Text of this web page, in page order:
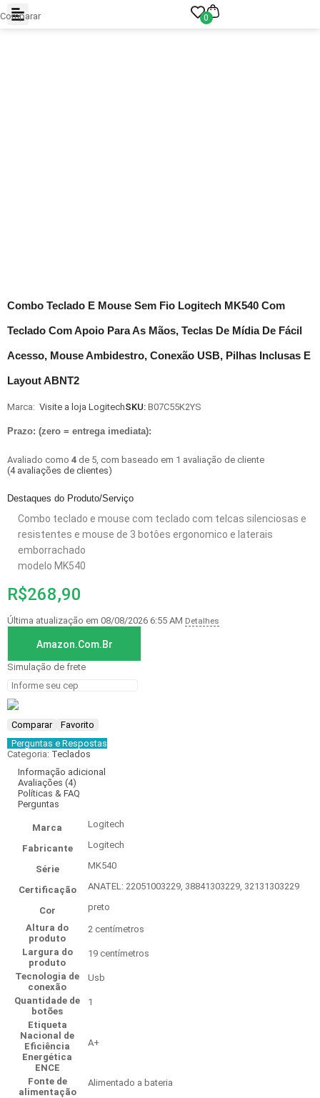
0
Combo Teclado E Mouse Sem Fio Logitech MK540 Com
Teclado Com Apoio Para As Mãos, Teclas De Mídia De Fácil
Acesso, Mouse Ambidestro, Conexão USB, Pilhas Inclusas E
Layout ABNT2
Marca: Visite a loja LogitechSKU: B07C55K2YS
Prazo: (zero = entrega imediata):
Avaliado como 4 de 5, com baseado em 1 avaliação de cliente
(4avaliações de clientes)
Destaques do Produto/Serviço
Combo teclado e mouse com teclado com telcas silenciosas e
resistentes e mouse de 3 botôes ergonomico e laterais
emborrachado
modelo MK540
R$268,90
Última atualização em 08/08/2026 6:55 AM Detalhes
Amazon.com.br
Simulação de frete
Comparar
Favorito
Perguntas e Respostas
Categoria: Teclados
Informação adicional
Avaliações (4)
Políticas & FAQ
Perguntas
Marca ‎Logitech
Fabricante ‎Logitech
Série ‎MK540
Certificação ‎ANATEL: 22051003229, 38841303229, 32131303229
Cor
‎preto
Altura do
produto
‎2 centímetros
Largura do
produto
‎19 centímetros
Tecnologia de
conexão
‎Usb
Quantidade de
botões
‎1
Etiqueta
Nacional de
Eficiência
Energética
ENCE
‎A+
Fonte de
alimentação
‎Alimentado a bateria
Comparar